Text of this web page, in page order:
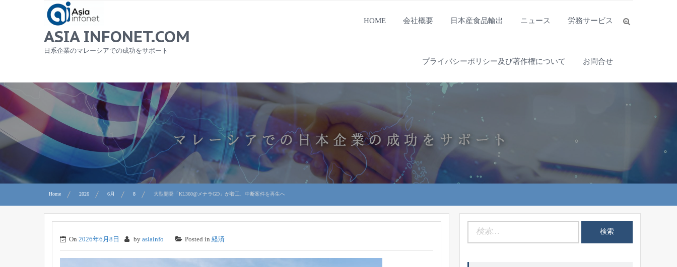
ASIA INFONET.COM
日系企業のマレーシアでの成功をサポート
HOME 会社概要 日本産食品輸出 ニュース 労務サービス
プライバシーポリシー及び著作権について お問合せ
Home 2026 6月 8 大型開発「KL360@メナラGD」が着工、中断案件を再生へ
On 2026年6月8日 by asiainfo Posted in 経済